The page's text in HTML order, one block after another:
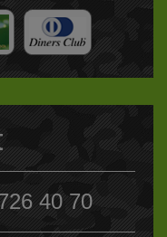
40 70